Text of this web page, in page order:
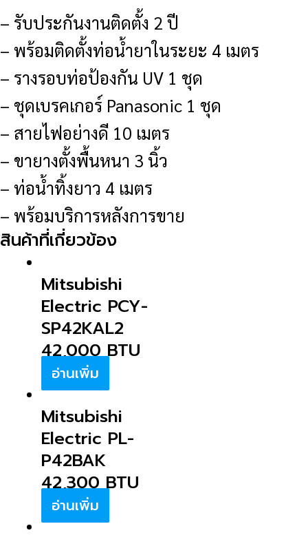
– รับประกันงานติดตั้ง 2 ปี
– พร้อมติดตั้งท่อน้ำยาในระยะ 4 เมตร
– รางรอบท่อป้องกัน UV 1 ชุด
– ชุดเบรคเกอร์ Panasonic 1 ชุด
– สายไฟอย่างดี 10 เมตร
– ขายางตั้งพื้นหนา 3 นิ้ว
– ท่อน้ำทิ้งยาว 4 เมตร
– พร้อมบริการหลังการขาย
สินค้าที่เกี่ยวข้อง
Mitsubishi
Electric PCY-
SP42KAL2
42,000 BTU
อ่านเพิ่ม
Mitsubishi
Electric PL-
P42BAK
42,300 BTU
อ่านเพิ่ม